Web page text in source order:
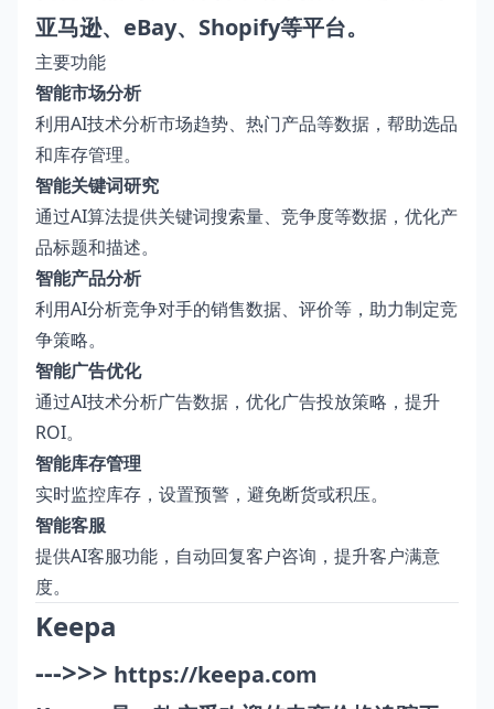
亚马逊、eBay、Shopify等平台。
主要功能
智能市场分析
利用AI技术分析市场趋势、热门产品等数据，帮助选品
和库存管理。
智能关键词研究
通过AI算法提供关键词搜索量、竞争度等数据，优化产
品标题和描述。
智能产品分析
利用AI分析竞争对手的销售数据、评价等，助力制定竞
争策略。
智能广告优化
通过AI技术分析广告数据，优化广告投放策略，提升
ROI。
智能库存管理
实时监控库存，设置预警，避免断货或积压。
智能客服
提供AI客服功能，自动回复客户咨询，提升客户满意
度。
Keepa
--->>> https://keepa.com